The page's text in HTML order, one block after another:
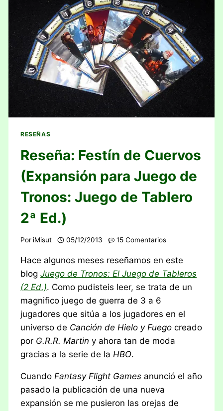
RESEÑAS
Reseña: Festín de Cuervos
(Expansión para Juego de
Tronos: Juego de Tablero
2ª Ed.)
Por iMisut 05/12/2013 15 Comentarios
Hace algunos meses reseñamos en este
blogJuego de Tronos: El Juego de Tableros
(2 Ed.). Como pudisteis leer, se trata de un
magnifico juego de guerra de 3 a 6
jugadores que sitúa a los jugadores en el
universo de Canción de Hielo y Fuego creado
por G.R.R. Martin y ahora tan de moda
gracias a la serie de laHBO.
CuandoFantasy Flight Games anunció el año
pasado la publicación de una nueva
expansión se me pusieron las orejas de